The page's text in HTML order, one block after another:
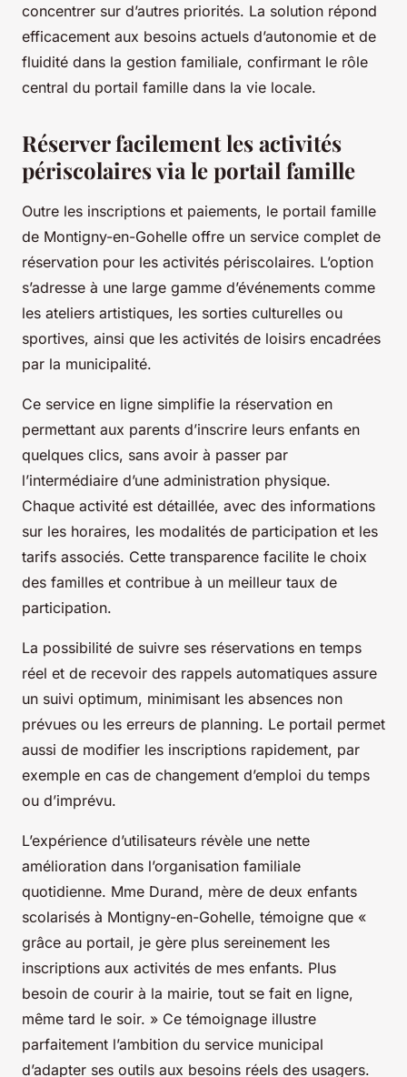
concentrer sur d’autres priorités. La solution répond
efficacement aux besoins actuels d’autonomie et de
fluidité dans la gestion familiale, confirmant le rôle
central du portail famille dans la vie locale.
Réserver facilement les activités
périscolaires via le portail famille
Outre les inscriptions et paiements, le portail famille
de Montigny-en-Gohelle offre un service complet de
réservation pour les activités périscolaires. L’option
s’adresse à une large gamme d’événements comme
les ateliers artistiques, les sorties culturelles ou
sportives, ainsi que les activités de loisirs encadrées
par la municipalité.
Ce service en ligne simplifie la réservation en
permettant aux parents d’inscrire leurs enfants en
quelques clics, sans avoir à passer par
l’intermédiaire d’une administration physique.
Chaque activité est détaillée, avec des informations
sur les horaires, les modalités de participation et les
tarifs associés. Cette transparence facilite le choix
des familles et contribue à un meilleur taux de
participation.
La possibilité de suivre ses réservations en temps
réel et de recevoir des rappels automatiques assure
un suivi optimum, minimisant les absences non
prévues ou les erreurs de planning. Le portail permet
aussi de modifier les inscriptions rapidement, par
exemple en cas de changement d’emploi du temps
ou d’imprévu.
L’expérience d’utilisateurs révèle une nette
amélioration dans l’organisation familiale
quotidienne. Mme Durand, mère de deux enfants
scolarisés à Montigny-en-Gohelle, témoigne que «
grâce au portail, je gère plus sereinement les
inscriptions aux activités de mes enfants. Plus
besoin de courir à la mairie, tout se fait en ligne,
même tard le soir. » Ce témoignage illustre
parfaitement l’ambition du service municipal
d’adapter ses outils aux besoins réels des usagers.